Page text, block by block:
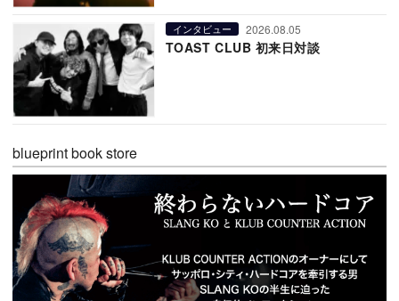
インタビュー 2026.08.05
TOAST CLUB 初来日対談
blueprint book store